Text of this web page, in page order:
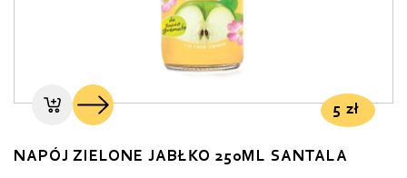
5 zł
NAPÓJ ZIELONE JABŁKO 250ML SANTALA